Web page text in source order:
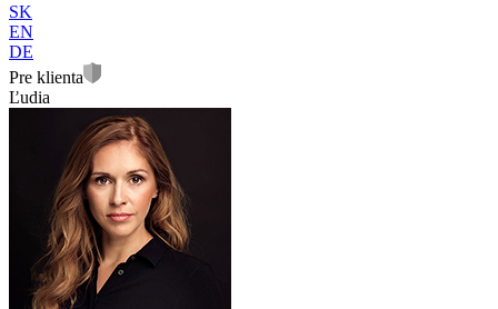
SK
EN
DE
Pre klienta
Ľudia